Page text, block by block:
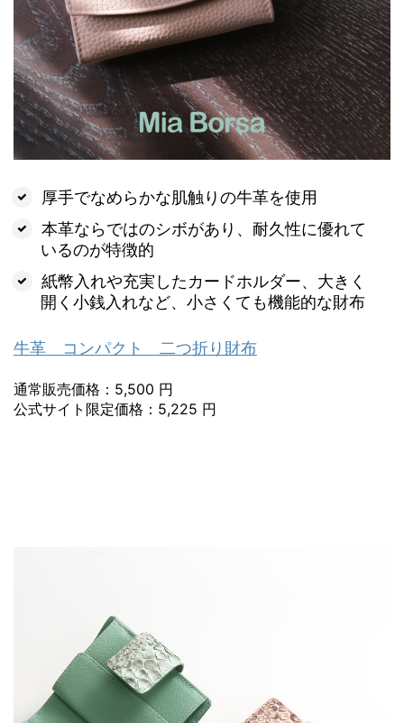
厚手でなめらかな肌触りの牛革を使用
本革ならではのシボがあり、耐久性に優れて
いるのが特徴的
紙幣入れや充実したカードホルダー、大きく
開く小銭入れなど、小さくても機能的な財布
牛革 コンパクト 二つ折り財布
通常販売価格：5,500 円
公式サイト限定価格：5,225 円